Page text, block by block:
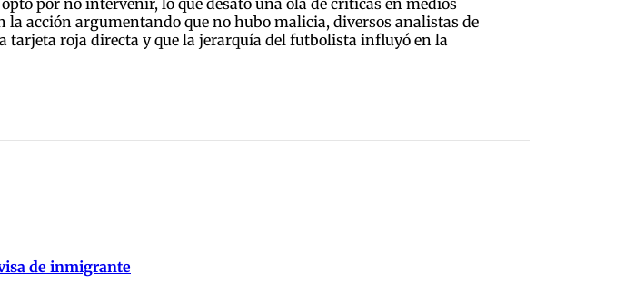
acción argumentando que no hubo malicia, diversos analistas de
tarjeta roja directa y que la jerarquía del futbolista influyó en la
de inmigrante